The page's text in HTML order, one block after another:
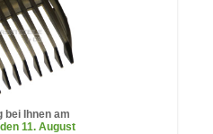
bei Ihnen am
11. August